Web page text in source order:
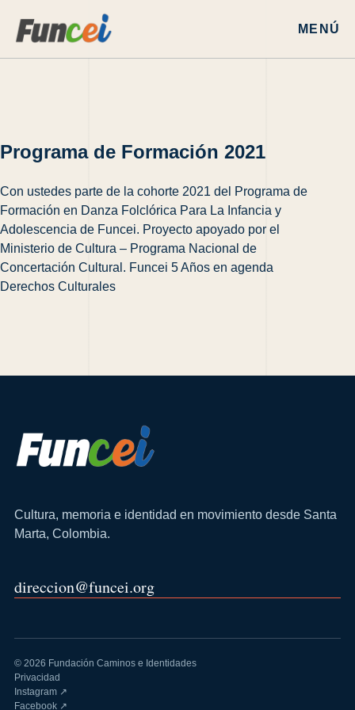
MENÚ
Programa de Formación 2021
Con ustedes parte de la cohorte 2021 del Programa de
Formación en Danza Folclórica Para La Infancia y
Adolescencia de Funcei. Proyecto apoyado por el
Ministerio de Cultura – Programa Nacional de
Concertación Cultural. Funcei 5 Años en agenda
Derechos Culturales
Cultura, memoria e identidad en movimiento desde Santa
Marta, Colombia.
direccion@funcei.org
© 2026 Fundación Caminos e Identidades
Privacidad
Instagram ↗
Facebook ↗